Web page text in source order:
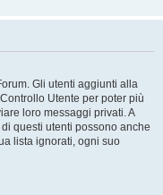
Gli utenti aggiunti alla
Utente per poter più
loro messaggi privati. A
questi utenti possono anche
lista ignorati, ogni suo